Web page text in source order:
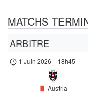
MATCHS
ARBITRE
1 Juin 2026 - 18h45
Austria